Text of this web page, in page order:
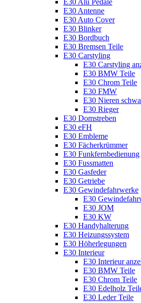
E30 Antenne
E30 Auto Cover
E30 Blinker
E30 Bordbuch
E30 Bremsen Teile
E30 Carstyling
E30 Carstyling
E30 BMW Teile
E30 Chrom Teile
E30 FMW
E30 Nieren
E30 Rieger
E30 Domstreben
E30 eFH
E30 Embleme
E30 Fächerkrümmer
E30 Funkfernbedienung
E30 Fussmatten
E30 Gasfeder
E30 Getriebe
E30 Gewindefahrwerke
E30
E30 JOM
E30 KW
E30 Handyhalterung
E30 Heizungssystem
E30 Höherlegungen
E30 Interieur
E30 Interieur
E30 BMW Teile
E30 Chrom Teile
E30 Edelholz
E30 Leder Teile